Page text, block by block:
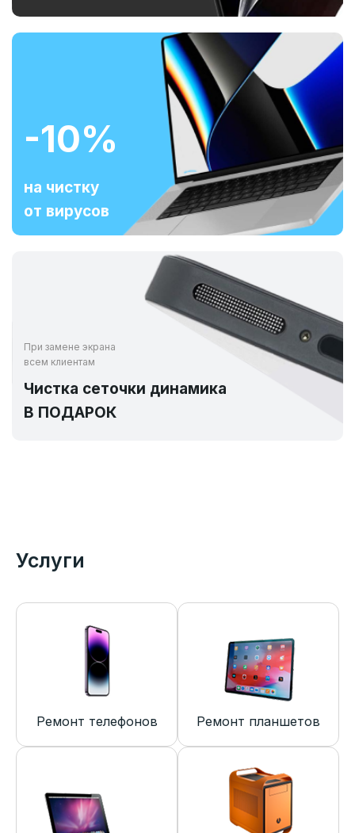
-10%
на чистку
от вирусов
При замене экрана
всем клиентам
Чистка сеточки динамика
В ПОДАРОК
Услуги
Ремонт телефонов Ремонт планшетов